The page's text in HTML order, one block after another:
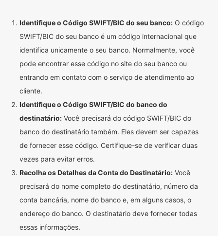
Identifique o Código SWIFT/BIC do seu banco: O código
SWIFT/BIC do seu banco é um código internacional que
identifica unicamente o seu banco. Normalmente, você
pode encontrar esse código no site do seu banco ou
entrando em contato com o serviço de atendimento ao
cliente.
Identifique o Código SWIFT/BIC do banco do
destinatário: Você precisará do código SWIFT/BIC do
banco do destinatário também. Eles devem ser capazes
de fornecer esse código. Certifique-se de verificar duas
vezes para evitar erros.
Recolha os Detalhes da Conta do Destinatário: Você
precisará do nome completo do destinatário, número da
conta bancária, nome do banco e, em alguns casos, o
endereço do banco. O destinatário deve fornecer todas
essas informações.